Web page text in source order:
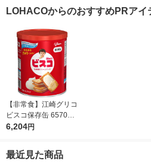
LOHACOからのおすすめPRアイ
【非常食】江崎グリコ
ビスコ保存缶 657027
2 1セット(1缶×10)
6,204円
最近見た商品